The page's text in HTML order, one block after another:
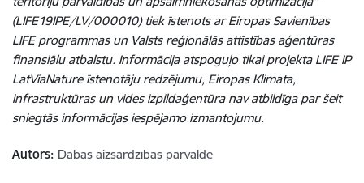
(LIFE19IPE/LV/000010) tiek īstenots ar Eiropas Savienības
LIFE programmas un Valsts reģionālās attīstības aģentūras
finansiālu atbalstu. Informācija atspoguļo tikai projekta LIFE IP
LatViaNature īstenotāju redzējumu, Eiropas Klimata,
infrastruktūras un vides izpildaģentūra nav atbildīga par šeit
sniegtās informācijas iespējamo izmantojumu.
Autors: Dabas aizsardzības pārvalde